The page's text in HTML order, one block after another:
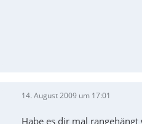
14. August 2009 um 17:01
Habe es dir mal